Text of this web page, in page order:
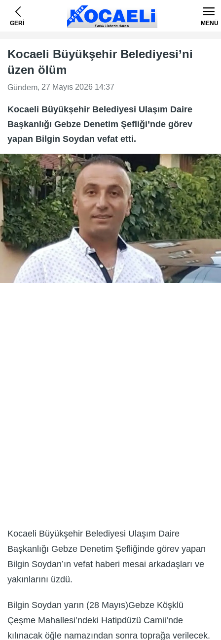
GERİ MENÜ
Kocaeli Büyükşehir Belediyesi’ni
üzen ölüm
Gündem, 27 Mayıs 2026 14:37
Kocaeli Büyükşehir Belediyesi Ulaşım Daire
Başkanlığı Gebze Denetim Şefliği’nde görev
yapan Bilgin Soydan vefat etti.
Kocaeli Büyükşehir Belediyesi Ulaşım Daire
Başkanlığı Gebze Denetim Şefliğinde görev yapan
Bilgin Soydan’ın vefat haberi mesai arkadaşları ve
yakınlarını üzdü.
Bilgin Soydan yarın (28 Mayıs)Gebze Köşklü
Çeşme Mahallesi’ndeki Hatipdüzü Camii’nde
kılınacak öğle namazından sonra toprağa verilecek.